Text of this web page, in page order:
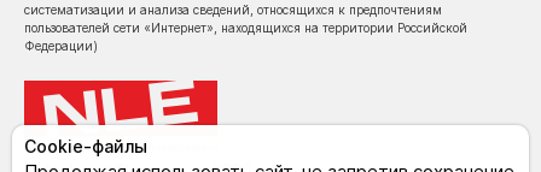
систематизации и анализа сведений, относящихся к предпочтениям
пользователей сети «Интернет», находящихся на территории Российской
Федерации)
Cookie-файлы